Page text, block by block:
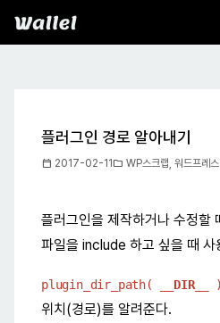
Wallel
플러그인 경로 알아내기
calendar_today 2017-02-11folder WP스크랩 워드프레스
플러그인을 제작하거나 수정할
파일을 include 하고 싶을 때 사
plugin_dir_path( __ DIR__ )
위치(경로)를 알려준다.